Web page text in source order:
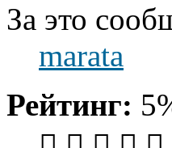
За это
marata
Рейтинг: